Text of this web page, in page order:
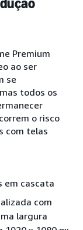
Premium
ao ser
se
todos os
o risco
com telas
em cascata
com
largura